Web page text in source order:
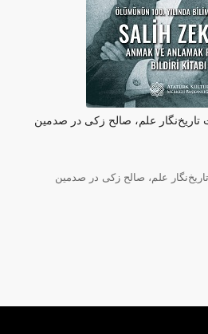
علم، صالح زکی در صدمین
علم، صالح زکی در صدمین